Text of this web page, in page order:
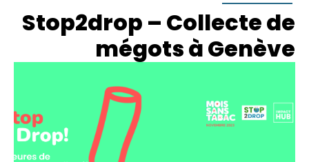
Stop2drop – Collecte de
mégots à Genève